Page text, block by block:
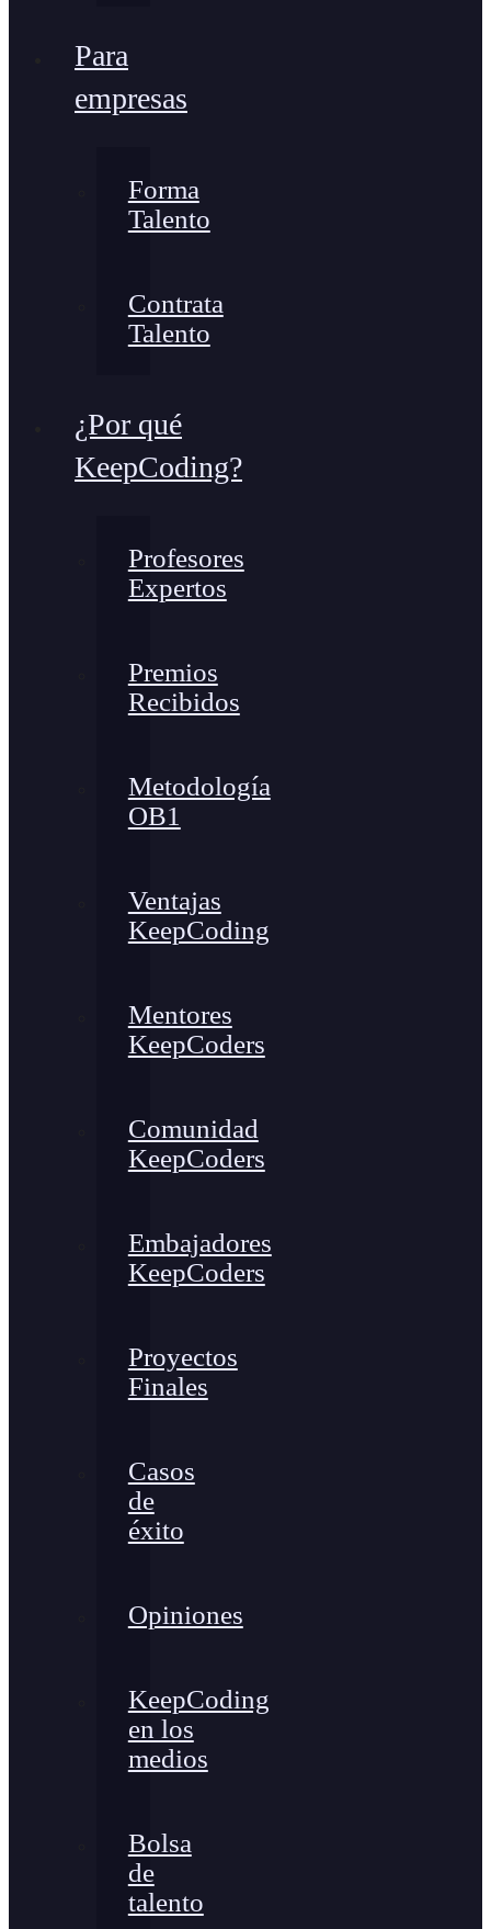
Para
empresas
Forma
Talento
Contrata
Talento
¿Por qué
KeepCoding?
Profesores
Expertos
Premios
Recibidos
Metodología
OB1
Ventajas
KeepCoding
Mentores
KeepCoders
Comunidad
KeepCoders
Embajadores
KeepCoders
Proyectos
Finales
Casos
de
éxito
Opiniones
KeepCoding
en los
medios
Bolsa
de
talento